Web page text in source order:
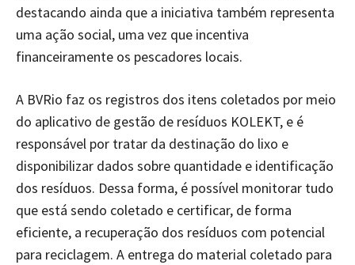
destacando ainda que a iniciativa também representa
uma ação social, uma vez que incentiva
financeiramente os pescadores locais.
A BVRio faz os registros dos itens coletados por meio
do aplicativo de gestão de resíduos KOLEKT, e é
responsável por tratar da destinação do lixo e
disponibilizar dados sobre quantidade e identificação
dos resíduos. Dessa forma, é possível monitorar tudo
que está sendo coletado e certificar, de forma
eficiente, a recuperação dos resíduos com potencial
para reciclagem. A entrega do material coletado para